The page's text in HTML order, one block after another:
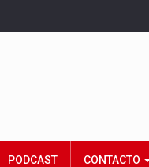
PODCAST CONTACTO